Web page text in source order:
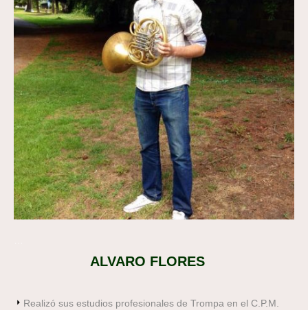
ALVARO FLORES
Realizó sus estudios profesionales de Trompa en el C.P.M.